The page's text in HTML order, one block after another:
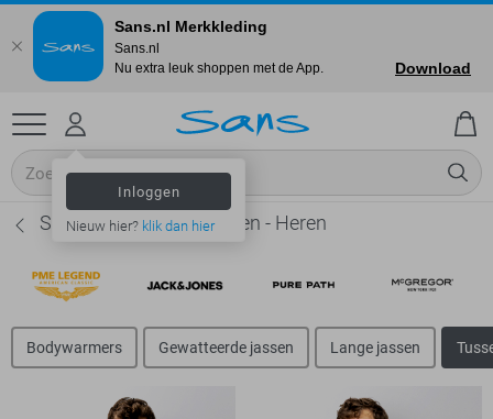
Inloggen
Nieuw hier? klik dan hier
State of Art Tussenjassen - Heren
Bodywarmers Gewatteerde jassen Lange jassen
Sans.nl Merkkleding
Sans.nl
Nu extra leuk shoppen met de App.
Download